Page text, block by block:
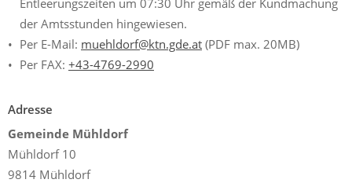
Entleerungszeiten um 07:30 Uhr gemäß der Kundmachung
der Amtsstunden hingewiesen.
Per E-Mail: muehldorf@ktn.gde.at (PDF max. 20MB)
Per FAX: +43-4769-2990
Adresse
Gemeinde Mühldorf
Mühldorf 10
9814 Mühldorf